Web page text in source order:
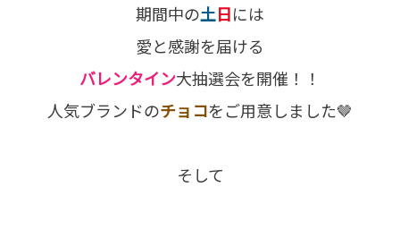
期間中の土日には
愛と感謝を届ける
バレンタイン大抽選会を開催！！
人気ブランドのチョコをご用意しました🤎
そして